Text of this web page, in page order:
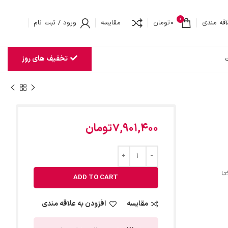
مندی 0
0تومان مقایسه ورود / ثبت نام
تخفیف های روز
7,901,400تومان
ADD TO CART
مقایسه افزودن به علاقه مندی